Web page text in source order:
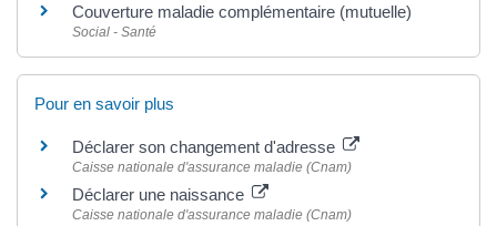
Couverture maladie complémentaire (mutuelle)
Social - Santé
Pour en savoir plus
Déclarer son changement d'adresse
Caisse nationale d'assurance maladie (Cnam)
Déclarer une naissance
Caisse nationale d'assurance maladie (Cnam)